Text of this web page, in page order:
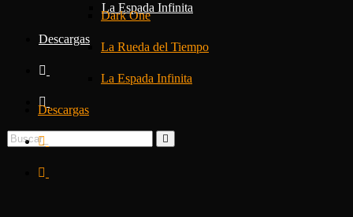
La Espada Infinita
Descargas
Dark One
La Rueda del Tiempo
La Espada Infinita
Descargas